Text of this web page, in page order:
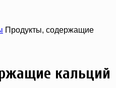
Продукты, содержащие
кальций